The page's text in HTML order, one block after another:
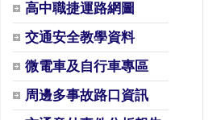
高中職捷運路網圖
交通安全教學資料
微電車及自行車專區
周邊多事故路口資訊